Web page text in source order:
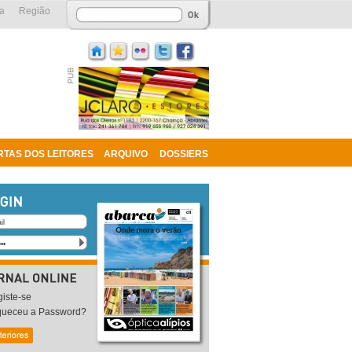
DOS LEITORES ARQUIVO DOSSIERS
Região
se
a Password?